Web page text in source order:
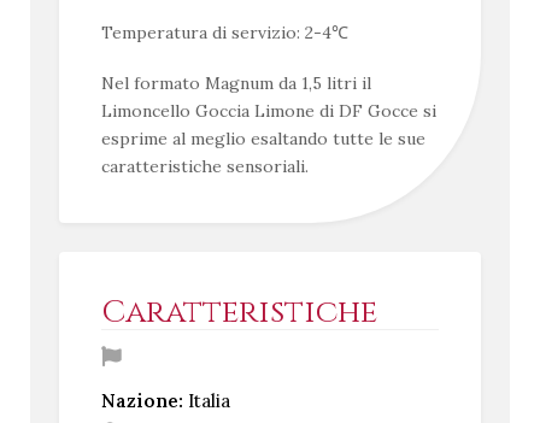
Temperatura di servizio: 2-4℃
Nel formato Magnum da 1,5 litri il
Limoncello Goccia Limone di DF Gocce si
esprime al meglio esaltando tutte le sue
caratteristiche sensoriali.
Caratteristiche
Nazione: Italia